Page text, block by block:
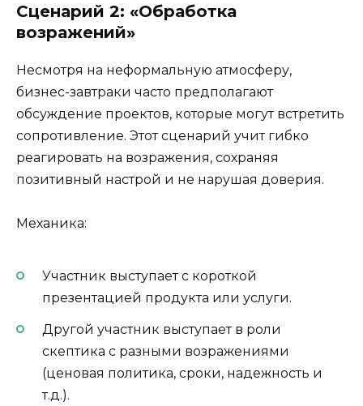
Сценарий 2: «Обработка
возражений»
Несмотря на неформальную атмосферу,
бизнес-завтраки часто предполагают
обсуждение проектов, которые могут встретить
сопротивление. Этот сценарий учит гибко
реагировать на возражения, сохраняя
позитивный настрой и не нарушая доверия.
Механика:
Участник выступает с короткой
презентацией продукта или услуги.
Другой участник выступает в роли
скептика с разными возражениями
(ценовая политика, сроки, надежность и
т.д.).